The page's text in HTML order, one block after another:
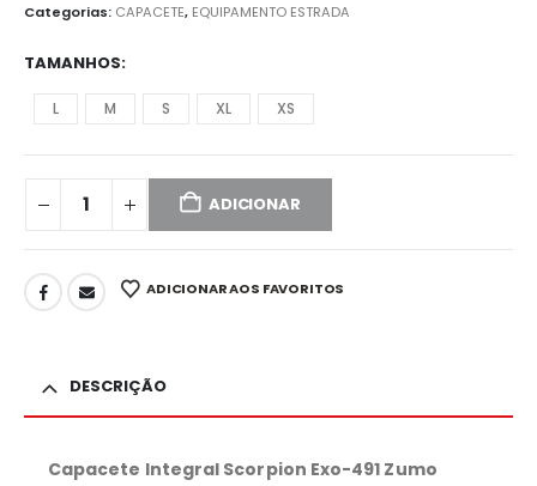
Categorias: CAPACETE, EQUIPAMENTO ESTRADA
TAMANHOS
L M S XL XS
ADICIONAR
ADICIONAR AOS FAVORITOS
DESCRIÇÃO
Capacete Integral Scorpion Exo-491 Zumo